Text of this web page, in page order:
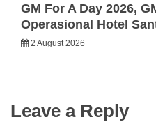
GM For A Day 2026,
Operasional Hotel
2 August 2026
Leave a Reply